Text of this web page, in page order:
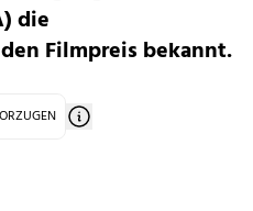
die
Filmpreis bekannt.